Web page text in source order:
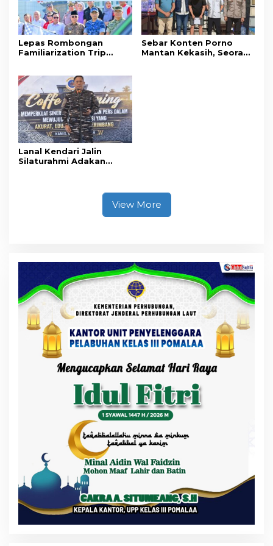
Lepas Rombongan
Familiarization Trip
Gerakkan Ekonomi
Daerah
Sebar Konten Porno
Mantan Kekasih, Seorang
Lanal Kendari Jalin
Silaturahmi Adakan
View More